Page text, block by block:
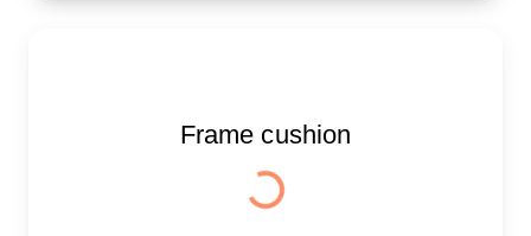
Frame cushion